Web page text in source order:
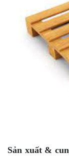
Sản xuất &